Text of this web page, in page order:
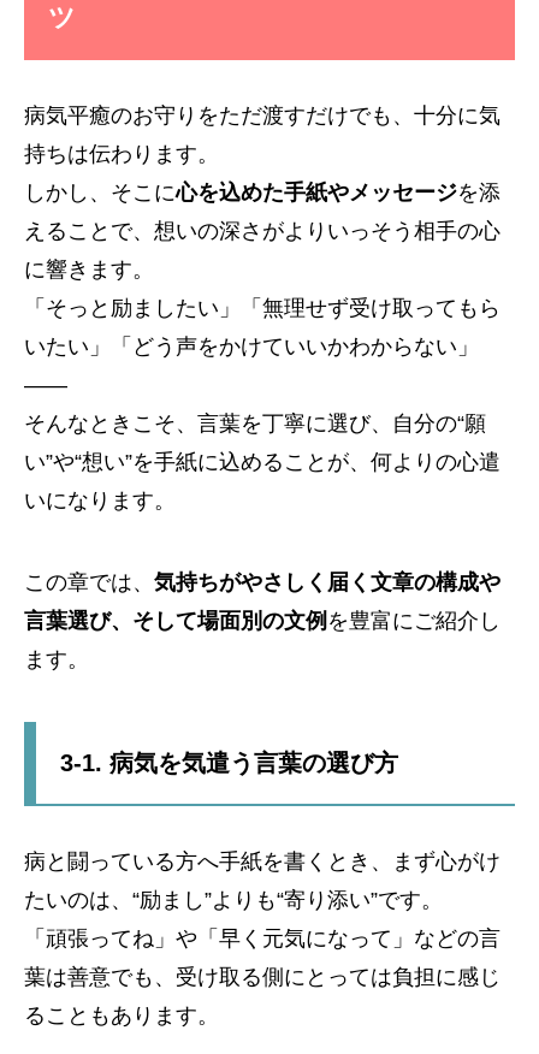
ツ
病気平癒のお守りをただ渡すだけでも、十分に気
持ちは伝わります。
しかし、そこに心を込めた手紙やメッセージを添
えることで、想いの深さがよりいっそう相手の心
に響きます。
「そっと励ましたい」「無理せず受け取ってもら
いたい」「どう声をかけていいかわからない」
——
そんなときこそ、言葉を丁寧に選び、自分の“願
い”や“想い”を手紙に込めることが、何よりの心遣
いになります。
この章では、 気持ちがやさしく届く文章の構成や
言葉選び、そして場面別の文例 を豊富にご紹介し
ます。
3-1. 病気を気遣う言葉の選び方
病と闘っている方へ手紙を書くとき、まず心がけ
たいのは、“励まし”よりも“寄り添い”です。
「頑張ってね」や「早く元気になって」などの言
葉は善意でも、受け取る側にとっては負担に感じ
ることもあります。